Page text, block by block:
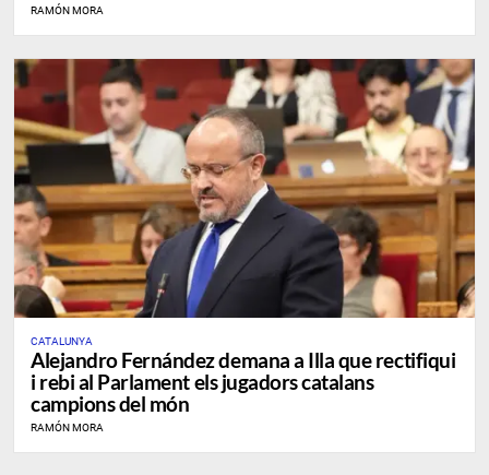
RAMÓN MORA
CATALUNYA
Alejandro Fernández demana a Illa que rectifiqui
i rebi al Parlament els jugadors catalans
campions del món
RAMÓN MORA